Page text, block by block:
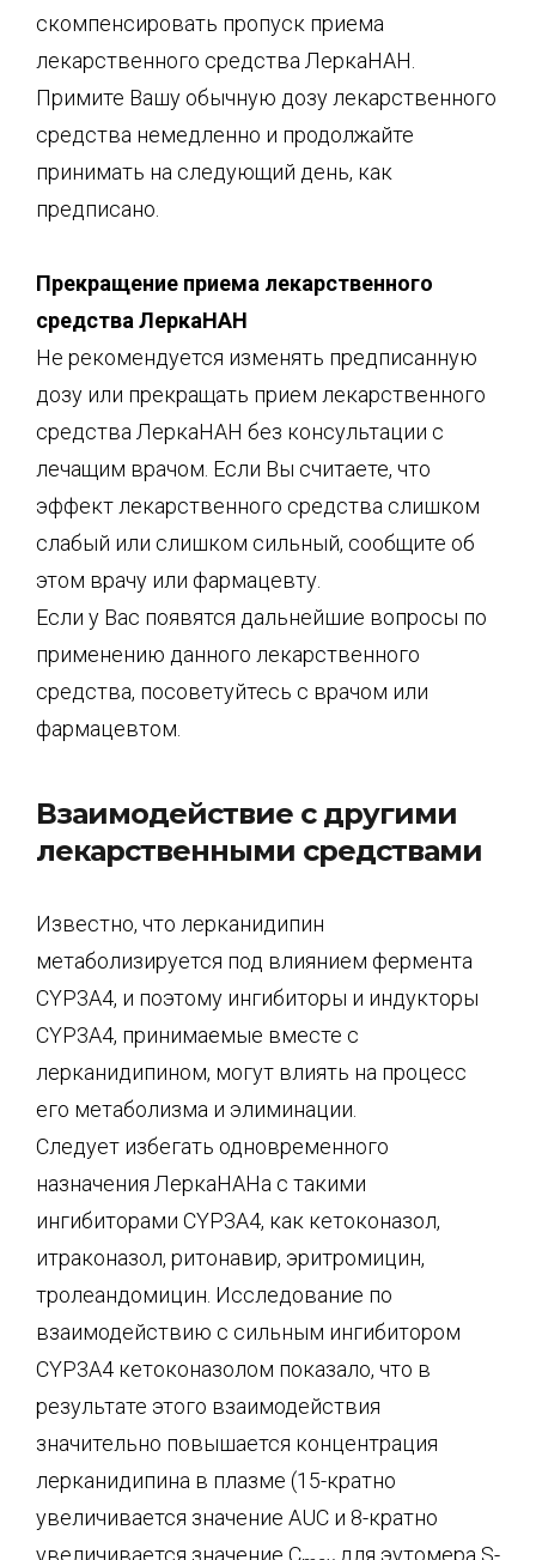
скомпенсировать пропуск приема
лекарственного средства ЛеркаНАН.
Примите Вашу обычную дозу лекарственного
средства немедленно и продолжайте
принимать на следующий день, как
предписано.
Прекращение приема лекарственного
средства ЛеркаНАН
Не рекомендуется изменять предписанную
дозу или прекращать прием лекарственного
средства ЛеркаНАН без консультации с
лечащим врачом. Если Вы считаете, что
эффект лекарственного средства слишком
слабый или слишком сильный, сообщите об
этом врачу или фармацевту.
Если у Вас появятся дальнейшие вопросы по
применению данного лекарственного
средства, посоветуйтесь с врачом или
фармацевтом.
Взаимодействие с другими
лекарственными средствами
Известно, что лерканидипин
метаболизируется под влиянием фермента
CYP3A4, и поэтому ингибиторы и индукторы
CYP3A4, принимаемые вместе с
лерканидипином, могут влиять на процесс
его метаболизма и элиминации.
Следует избегать одновременного
назначения ЛеркаНАНа с такими
ингибиторами CYP3А4, как кетоконазол,
итраконазол, ритонавир, эритромицин,
тролеандомицин. Исследование по
взаимодействию с сильным ингибитором
CYP3A4 кетоконазолом показало, что в
результате этого взаимодействия
значительно повышается концентрация
лерканидипина в плазме (15-кратно
увеличивается значение AUC и 8-кратно
увеличивается значение С
для эутомера S-